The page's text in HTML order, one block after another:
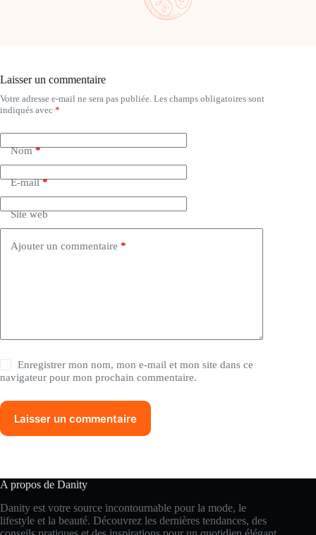
Laisser un commentaire
Votre adresse e-mail ne sera pas publiée. Les champs obligatoires sont
indiqués avec *
Nom*
E-mail*
Site web
Ajouter un commentaire *
Enregistrer mon nom, mon e-mail et mon site dans ce
navigateur pour mon prochain commentaire.
Laisser un commentaire
A
l
r
n
a
v
e
A propos de Danity
Danity est votre source incontournable pour la mode, le
lifestyle et la beauté. Découvrez les dernières tendances, des